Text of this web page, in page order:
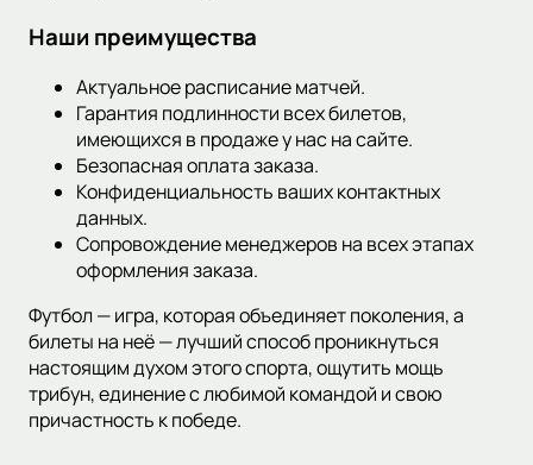
Наши преимущества
Актуальное расписание матчей.
Гарантия подлинности всех билетов,
имеющихся в продаже у нас на сайте.
Безопасная оплата заказа.
Конфиденциальность ваших контактных
данных.
Сопровождение менеджеров на всех этапах
оформления заказа.
Футбол — игра, которая объединяет поколения, а
билеты на неё — лучший способ проникнуться
настоящим духом этого спорта, ощутить мощь
трибун, единение с любимой командой и свою
причастность к победе.